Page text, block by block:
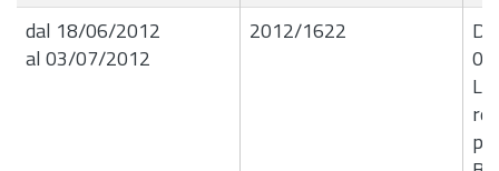
dal 18/06/2012
al 03/07/2012
2012/1622